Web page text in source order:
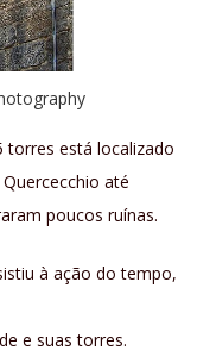
torres está localizado
até
poucos ruínas.
à ação do tempo,
e suas torres.